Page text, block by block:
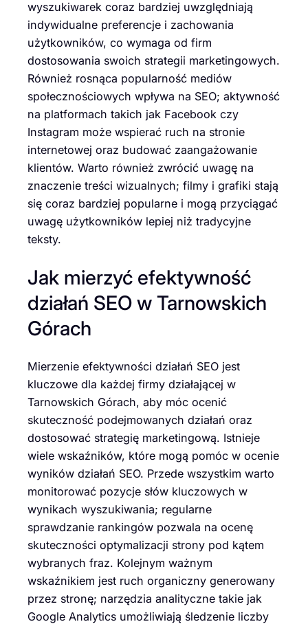
wyszukiwarek coraz bardziej uwzględniają
indywidualne preferencje i zachowania
użytkowników, co wymaga od firm
dostosowania swoich strategii marketingowych.
Również rosnąca popularność mediów
społecznościowych wpływa na SEO; aktywność
na platformach takich jak Facebook czy
Instagram może wspierać ruch na stronie
internetowej oraz budować zaangażowanie
klientów. Warto również zwrócić uwagę na
znaczenie treści wizualnych; filmy i grafiki stają
się coraz bardziej popularne i mogą przyciągać
uwagę użytkowników lepiej niż tradycyjne
teksty.
Jak mierzyć efektywność
działań SEO w Tarnowskich
Górach
Mierzenie efektywności działań SEO jest
kluczowe dla każdej firmy działającej w
Tarnowskich Górach, aby móc ocenić
skuteczność podejmowanych działań oraz
dostosować strategię marketingową. Istnieje
wiele wskaźników, które mogą pomóc w ocenie
wyników działań SEO. Przede wszystkim warto
monitorować pozycje słów kluczowych w
wynikach wyszukiwania; regularne
sprawdzanie rankingów pozwala na ocenę
skuteczności optymalizacji strony pod kątem
wybranych fraz. Kolejnym ważnym
wskaźnikiem jest ruch organiczny generowany
przez stronę; narzędzia analityczne takie jak
Google Analytics umożliwiają śledzenie liczby